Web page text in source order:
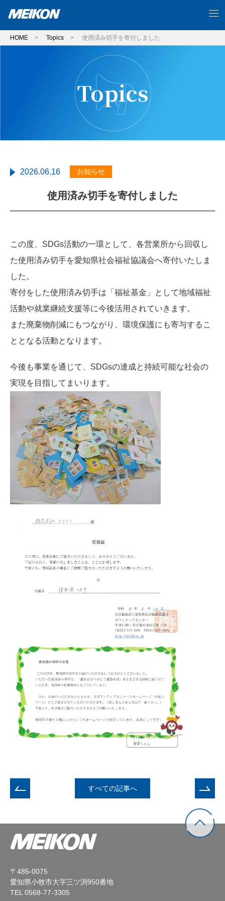
HOME > Topics > 使用済み切手を寄付しました
Topics
2026.06.16 お知らせ
使用済み切手を寄付しました
この度、SDGs活動の一環として、各営業所から回収し
た使用済み切手を愛知県社会福祉協議会へ寄付いたしま
した。
寄付をした使用済み切手は「福祉基金」として地域福祉
活動や就業継続支援等に今後活用されていきます。
また廃棄物削減にもつながり、環境保護にも寄与するこ
ととなる活動となります。
今後も事業を通じて、SDGsの達成と持続可能な社会の
実現を目指してまいります。
すべての記事へ
〒485-0075
愛知県小牧市大字三ツ渕950番地
TEL 0568-77-3305